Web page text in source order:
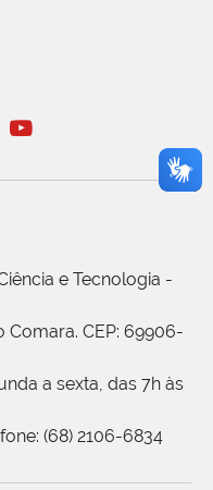
e Tecnologia -
Comara. CEP: 69906-
a sexta, das 7h às
(68) 2106-6834